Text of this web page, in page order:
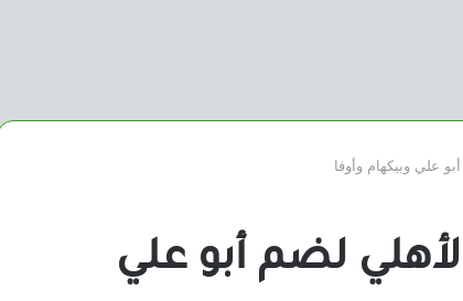
علي وبيكهام وأوفا
لضم أبو علي